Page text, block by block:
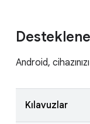
Android,
Kılavuzlar